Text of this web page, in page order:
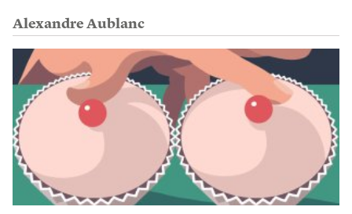
Alexandre Aublanc